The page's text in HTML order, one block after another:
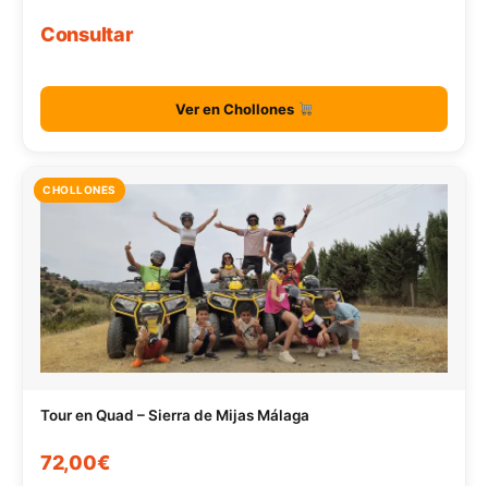
Consultar
Ver en Chollones
CHOLLONES
Tour en Quad – Sierra de Mijas Málaga
72,00€